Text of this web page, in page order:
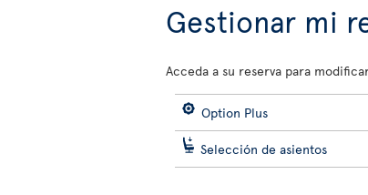
Gestionar mi
Acceda a su reserva para
Option Plus
Selección de asientos